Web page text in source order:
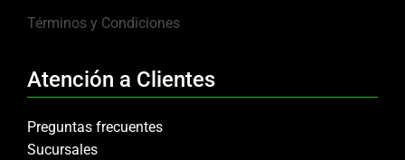
Términos y Condiciones
Atención a Clientes
Preguntas frecuentes
Sucursales